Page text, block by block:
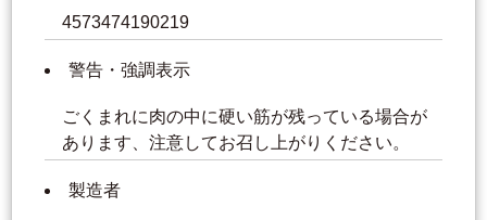
4573474190219
警告・強調表示
ごくまれに肉の中に硬い筋が残っている場合が
あります、注意してお召し上がりください。
製造者